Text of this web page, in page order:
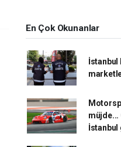
En Çok Okunanlar
İstanbul
müjde...
İstanbul